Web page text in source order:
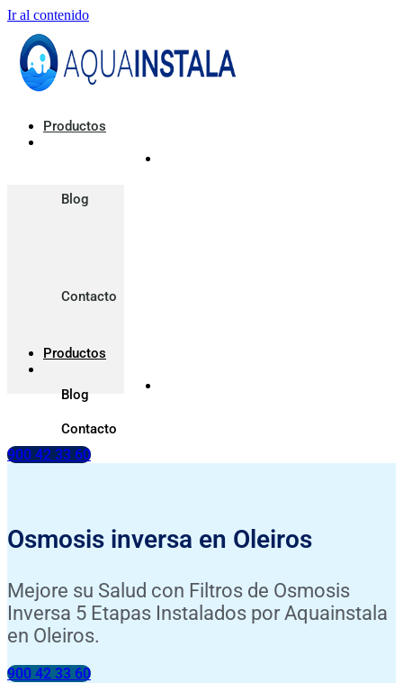
Ir al contenido
Productos
Blog
Contacto
Productos
Blog
Contacto
900 42 33 60
Osmosis inversa en Oleiros
Mejore su Salud con Filtros de Osmosis
Inversa 5 Etapas Instalados por Aquainstala
en Oleiros.
900 42 33 60